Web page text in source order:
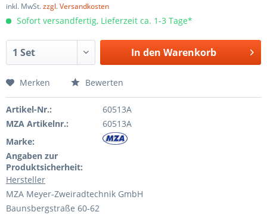
inkl. MwSt.zzgl. Versandkosten
Sofort versandfertig, Lieferzeit ca. 1-3 Tage*
In den Warenkorb
Merken Bewerten
Artikel-Nr.:
60513A
MZA Artikelnr.:
60513A
Marke:
Angaben zur
Produktsicherheit:
Hersteller
MZA Meyer-Zweiradtechnik GmbH
Baunsbergstraße 60-62